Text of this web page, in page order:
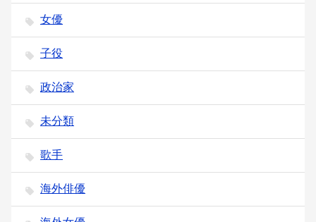
女優
子役
政治家
未分類
歌手
海外俳優